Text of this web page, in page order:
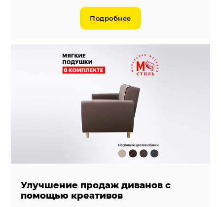
Подробнее
Улучшение продаж диванов с
помощью креативов